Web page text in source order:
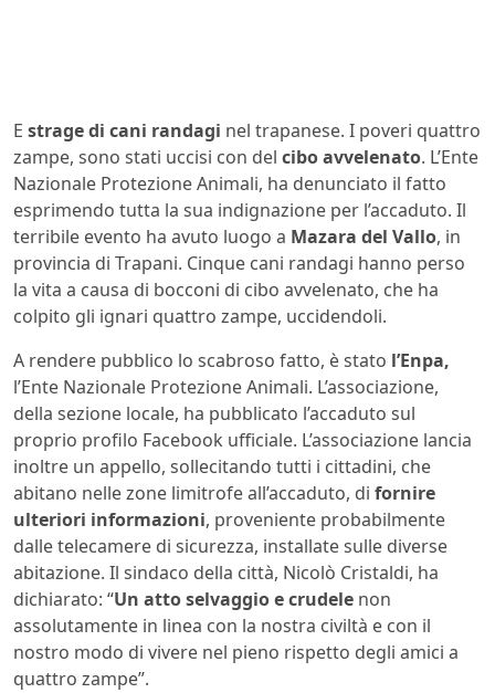
E strage di cani randagi nel trapanese. I poveri quattro
zampe, sono stati uccisi con del cibo avvelenato. L’Ente
Nazionale Protezione Animali, ha denunciato il fatto
esprimendo tutta la sua indignazione per l’accaduto. Il
terribile evento ha avuto luogo a Mazara del Vallo, in
provincia di Trapani. Cinque cani randagi hanno perso
la vita a causa di bocconi di cibo avvelenato, che ha
colpito gli ignari quattro zampe, uccidendoli.
A rendere pubblico lo scabroso fatto, è stato l’Enpa,
l’Ente Nazionale Protezione Animali. L’associazione,
della sezione locale, ha pubblicato l’accaduto sul
proprio profilo Facebook ufficiale. L’associazione lancia
inoltre un appello, sollecitando tutti i cittadini, che
abitano nelle zone limitrofe all’accaduto, di fornire
ulteriori informazioni, proveniente probabilmente
dalle telecamere di sicurezza, installate sulle diverse
abitazione. Il sindaco della città, Nicolò Cristaldi, ha
dichiarato: “Un atto selvaggio e crudele non
assolutamente in linea con la nostra civiltà e con il
nostro modo di vivere nel pieno rispetto degli amici a
quattro zampe”.